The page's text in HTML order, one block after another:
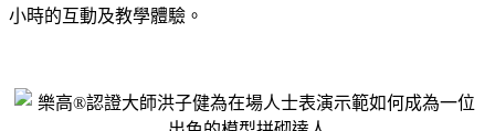
小時的互動及教學體驗。